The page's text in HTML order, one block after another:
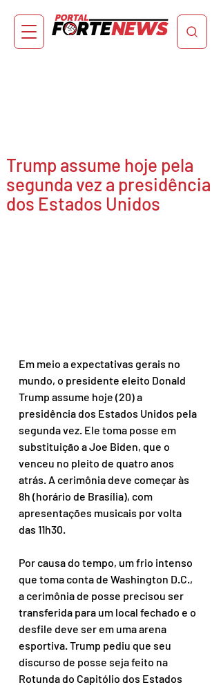
Trump assume hoje pela
segunda vez a presidência
dos Estados Unidos
Em meio a expectativas gerais no
mundo, o presidente eleito Donald
Trump assume hoje (20) a
presidência dos Estados Unidos pela
segunda vez. Ele toma posse em
substituição a Joe Biden, que o
venceu no pleito de quatro anos
atrás. A cerimônia deve começar às
8h (horário de Brasília), com
apresentações musicais por volta
das 11h30.
Por causa do tempo, um frio intenso
que toma conta de Washington D.C.,
a cerimônia de posse precisou ser
transferida para um local fechado e o
desfile deve ser em uma arena
esportiva. Trump pediu que seu
discurso de posse seja feito na
Rotunda do Capitólio dos Estados